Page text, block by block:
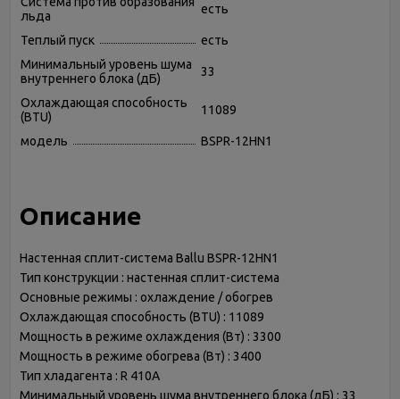
льда
есть
Теплый пуск
есть
Минимальный уровень шума
внутреннего блока (дБ)
33
Охлаждающая способность
(BTU)
11089
модель BSPR-12HN1
Описание
Настенная сплит-система Ballu BSPR-12HN1
Тип конструкции : настенная сплит-система
Основные режимы : охлаждение / обогрев
Охлаждающая способность (BTU) : 11089
Мощность в режиме охлаждения (Вт) : 3300
Мощность в режиме обогрева (Вт) : 3400
Тип хладагента : R 410A
Минимальный уровень шума внутреннего блока (дБ) : 33